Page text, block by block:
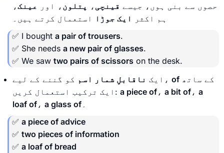
حصوں سے بنی ہوں، جیسے قینچی ، پتلون ، اور عینک،
ہم اکثر
ایک جوڑا
استعمال کرتے ہیں۔
✅ I bought a pair of trousers.
✅ She needs a new pair of glasses.
✅ We saw two pairs of scissors on the desk.
ایک ناقابلِ شمار اسم کو گننے کے لیے، of
ایک ترکیب استعمال کریں: a piece of ، a bit of ، a
loaf of ، a glass of
✅ a piece of advice
✅ two pieces of information
✅ a loaf of bread